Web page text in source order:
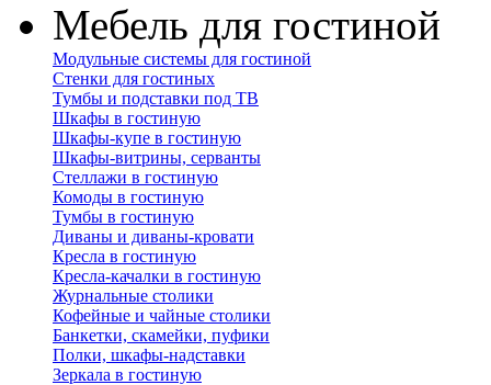
Мебель для гостиной
Модульные системы для гостиной
Стенки для гостиных
Тумбы и подставки под ТВ
Шкафы в гостиную
Шкафы-купе в гостиную
Шкафы-витрины, серванты
Стеллажи в гостиную
Комоды в гостиную
Тумбы в гостиную
Диваны и диваны-кровати
Кресла в гостиную
Кресла-качалки в гостиную
Журнальные столики
Кофейные и чайные столики
Банкетки, скамейки, пуфики
Полки, шкафы-надставки
Зеркала в гостиную